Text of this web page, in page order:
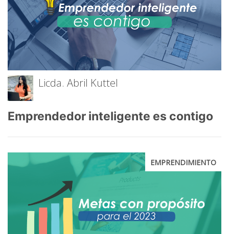
Licda. Abril Kuttel
Emprendedor inteligente es contigo
EMPRENDIMIENTO